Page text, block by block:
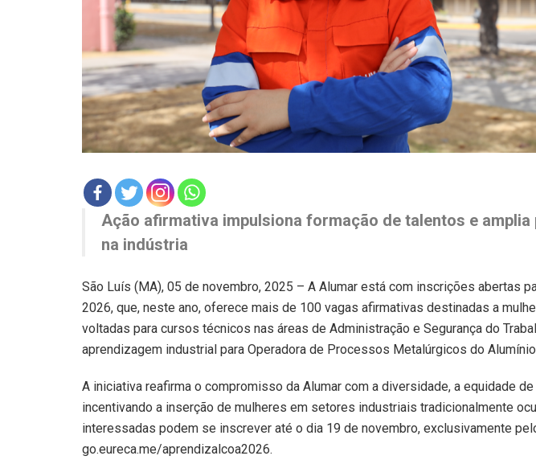
Ação afirmativa impulsiona formação de talentos e amplia
na indústria
São Luís (MA), 05 de novembro, 2025 – A Alumar está com inscrições abertas
2026, que, neste ano, oferece mais de 100 vagas afirmativas destinadas a
voltadas para cursos técnicos nas áreas de Administração e Segurança do
aprendizagem industrial para Operadora de Processos Metalúrgicos do
A iniciativa reafirma o compromisso da Alumar com a diversidade, a equidade
incentivando a inserção de mulheres em setores industriais tradicionalmente
interessadas podem se inscrever até o dia 19 de novembro, exclusivamente
go.eureca.me/aprendizalcoa2026.